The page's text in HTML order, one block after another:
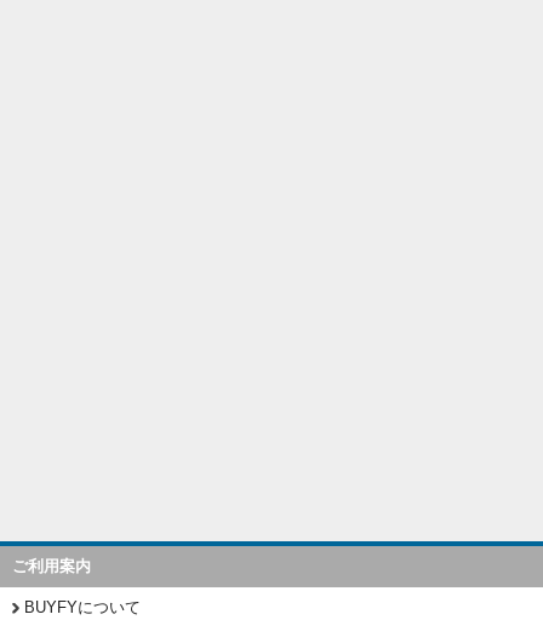
ご利用案内
BUYFYについて